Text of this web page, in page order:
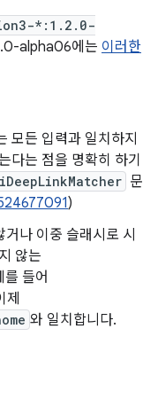
*:1.2.0-
alpha06에는 이러한
모든 입력과 일치하지
다는 점을 명확히 하기
문
)
나 이중 슬래시로 시
않는
를 들어
제
와 일치합니다.